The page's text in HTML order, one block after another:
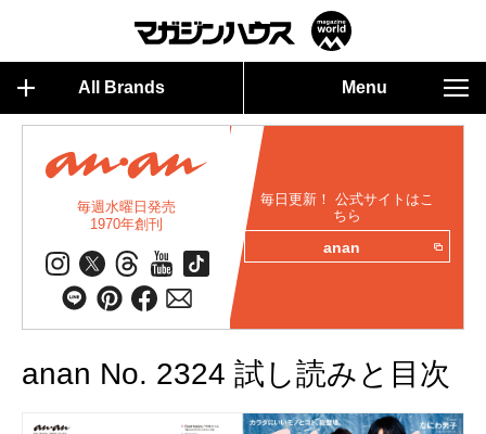
All Brands Menu
毎週水曜日発売
1970年創刊
毎日更新！ 公式サイトはこ
ちら
anan
anan No. 2324 試し読みと目次